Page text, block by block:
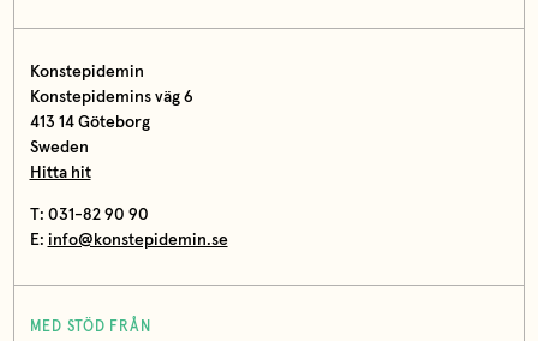
Konstepidemin
Konstepidemins väg 6
413 14 Göteborg
Sweden
Hitta hit
T: 031-82 90 90
E: info@konstepidemin.se
MED STÖD FRÅN